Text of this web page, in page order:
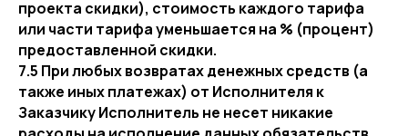
проекта скидки), стоимость каждого тарифа
или части тарифа уменьшается на % (процент)
предоставленной скидки.
7.5 При любых возвратах денежных средств (а
также иных платежах) от Исполнителя к
Заказчику Исполнитель не несет никакие